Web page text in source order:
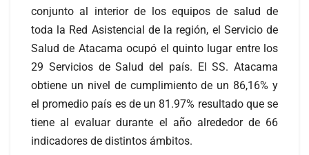
conjunto al interior de los equipos de salud de
toda la Red Asistencial de la región, el Servicio de
Salud de Atacama ocupó el quinto lugar entre los
29 Servicios de Salud del país. El SS. Atacama
obtiene un nivel de cumplimiento de un 86,16% y
el promedio país es de un 81.97% resultado que se
tiene al evaluar durante el año alrededor de 66
indicadores de distintos ámbitos.